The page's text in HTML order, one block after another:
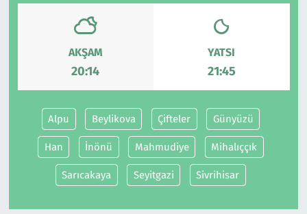
AKŞAM
20:14
YATSI
21:45
Alpu Beylikova Çifteler Günyüzü
Han İnönü Mahmudiye Mihalıççık
Sarıcakaya Seyitgazi Sivrihisar